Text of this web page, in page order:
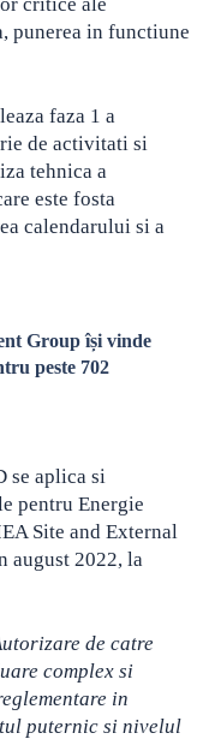
punerea in functiune
faza 1 a
de activitati si
tehnica a
este fosta
calendarului si a
Group își vinde
peste 702
se aplica si
pentru Energie
Site and External
august 2022, la
de catre
complex si
in
puternic si nivelul